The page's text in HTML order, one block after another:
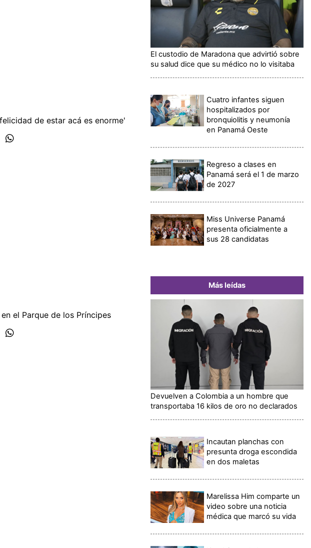
de estar acá es enorme'
el Parque de los Príncipes
El custodio de Maradona que advirtió sobre
su salud dice que su médico no lo visitaba
Cuatro infantes siguen
hospitalizados por
bronquiolitis y neumonía
en Panamá Oeste
Regreso a clases en
Panamá será el 1 de marzo
de 2027
Miss Universe Panamá
presenta oficialmente a
sus 28 candidatas
Más leídas
Devuelven a Colombia a un hombre que
transportaba 16 kilos de oro no declarados
Incautan planchas con
presunta droga escondida
en dos maletas
Marelissa Him comparte un
video sobre una noticia
médica que marcó su vida